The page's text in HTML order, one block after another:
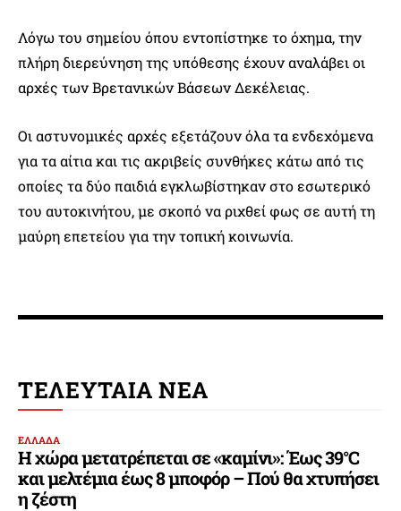
Λόγω του σημείου όπου εντοπίστηκε το όχημα, την
πλήρη διερεύνηση της υπόθεσης έχουν αναλάβει οι
αρχές των Βρετανικών Βάσεων Δεκέλειας.
Οι αστυνομικές αρχές εξετάζουν όλα τα ενδεχόμενα
για τα αίτια και τις ακριβείς συνθήκες κάτω από τις
οποίες τα δύο παιδιά εγκλωβίστηκαν στο εσωτερικό
του αυτοκινήτου, με σκοπό να ριχθεί φως σε αυτή τη
μαύρη επετείου για την τοπική κοινωνία.
ΤΕΛΕΥΤΑΙΑ ΝΕΑ
ΕΛΛΑΔΑ
Η χώρα μετατρέπεται σε «καμίνι»: Έως 39°C
και μελτέμια έως 8 μποφόρ – Πού θα χτυπήσει
η ζέστη